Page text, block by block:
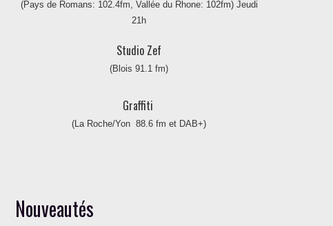
(Pays de Romans: 102.4fm, Vallée du Rhone: 102fm) Jeudi
21h
Studio Zef
(Blois 91.1 fm)
Graffiti
(La Roche/Yon 88.6 fm et DAB+)
Nouveautés